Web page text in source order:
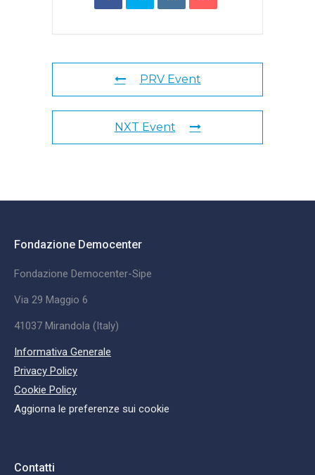
PRV Event
NXT Event
Fondazione Democenter
Fondazione Democenter-Sipe
Via 29 Maggio 6
41037 Mirandola (Italy)
Informativa Generale
Privacy Policy
Cookie Policy
Aggiorna le preferenze sui cookie
Contatti